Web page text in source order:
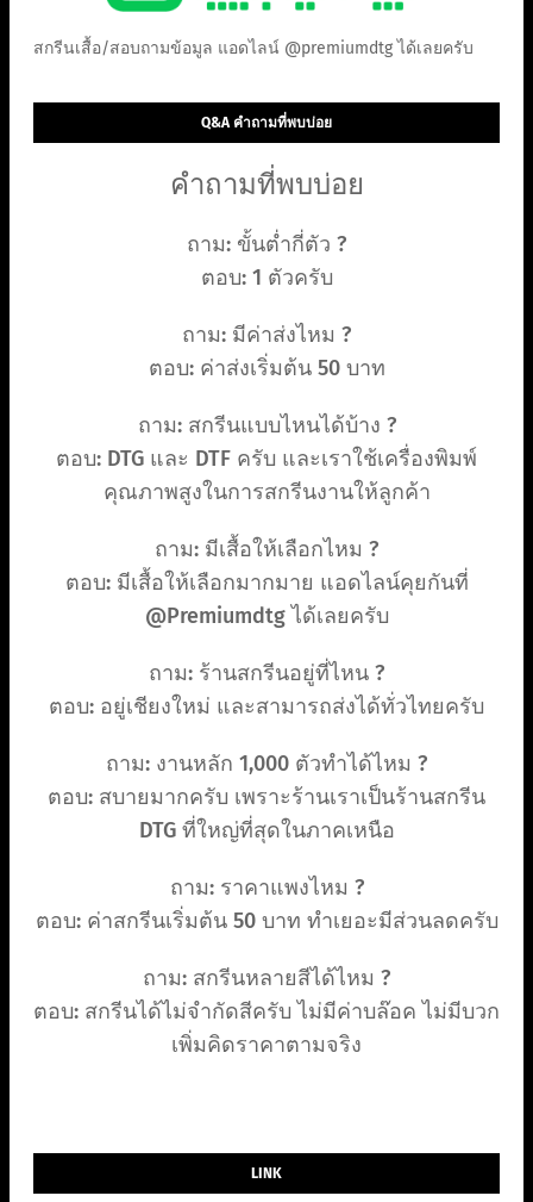
สกรีนเสื้อ/สอบถามข้อมูล แอดไลน์ @premiumdtg ได้เลยครับ
Q&A คำถามที่พบบ่อย
คำถามที่พบบ่อย
ถาม: ขั้นต่ำกี่ตัว ?
ตอบ: 1 ตัวครับ
ถาม: มีค่าส่งไหม ?
ตอบ: ค่าส่งเริ่มต้น 50 บาท
ถาม: สกรีนแบบไหนได้บ้าง ?
ตอบ: DTG และ DTF ครับ และเราใช้เครื่องพิมพ์
คุณภาพสูงในการสกรีนงานให้ลูกค้า
ถาม: มีเสื้อให้เลือกไหม ?
ตอบ: มีเสื้อให้เลือกมากมาย แอดไลน์คุยกันที่
@Premiumdtg ได้เลยครับ
ถาม: ร้านสกรีนอยู่ที่ไหน ?
ตอบ: อยู่เชียงใหม่ และสามารถส่งได้ทั่วไทยครับ
ถาม: งานหลัก 1,000 ตัวทำได้ไหม ?
ตอบ: สบายมากครับ เพราะร้านเราเป็นร้านสกรีน
DTG ที่ใหญ่ที่สุดในภาคเหนือ
ถาม: ราคาแพงไหม ?
ตอบ: ค่าสกรีนเริ่มต้น 50 บาท ทำเยอะมีส่วนลดครับ
ถาม: สกรีนหลายสีได้ไหม ?
ตอบ: สกรีนได้ไม่จำกัดสีครับ ไม่มีค่าบล๊อค ไม่มีบวก
เพิ่มคิดราคาตามจริง
LINK